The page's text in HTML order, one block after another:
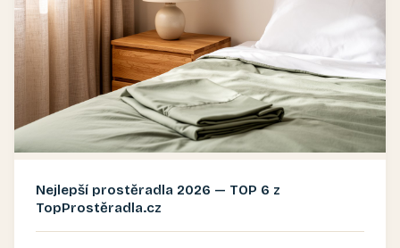
Nejlepší prostěradla 2026 — TOP 6 z
TopProstěradla.cz